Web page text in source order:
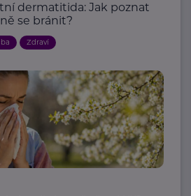
dermatitida: Jak poznat
se bránit?
Zdraví